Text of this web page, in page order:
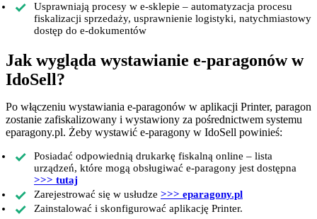
Usprawniają procesy w e-sklepie – automatyzacja procesu
fiskalizacji sprzedaży, usprawnienie logistyki, natychmiastowy
dostęp do e-dokumentów
Jak wygląda wystawianie e-paragonów w
IdoSell?
Po włączeniu wystawiania e-paragonów w aplikacji Printer, paragon
zostanie zafiskalizowany i wystawiony za pośrednictwem systemu
eparagony.pl. Żeby wystawić e-paragony w IdoSell powinieś:
Posiadać odpowiednią drukarkę fiskalną online – lista
urządzeń, które mogą obsługiwać e-paragony jest dostępna
>>> tutaj
Zarejestrować się w usłudze >>> eparagony.pl
Zainstalować i skonfigurować aplikację Printer.